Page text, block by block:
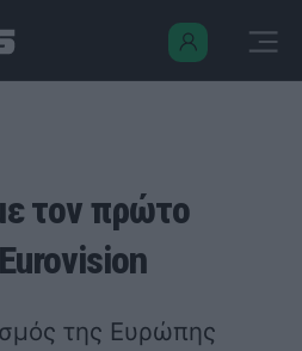
τον πρώτο
της Ευρώπης